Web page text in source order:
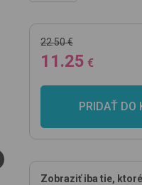
22.50 €
11.25 €
PRIDAŤ DO
Zobraziť iba tie,